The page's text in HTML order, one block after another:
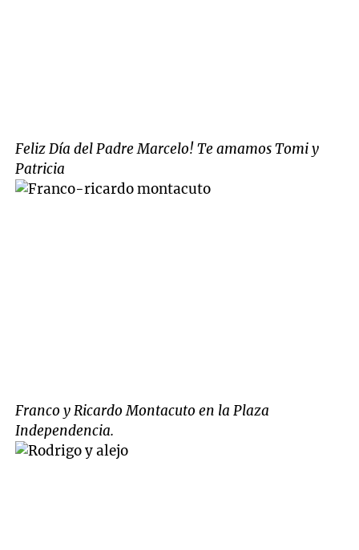
Feliz Día del Padre Marcelo! Te amamos Tomi y
Patricia
Franco y Ricardo Montacuto en la Plaza
Independencia.